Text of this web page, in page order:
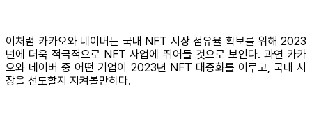
이처럼 카카오와 네이버는 국내 NFT 시장 점유율 확보를 위해 2023
년에 더욱 적극적으로 NFT 사업에 뛰어들 것으로 보인다. 과연 카카
오와 네이버 중 어떤 기업이 2023년 NFT 대중화를 이루고, 국내 시
장을 선도할지 지켜볼만하다.